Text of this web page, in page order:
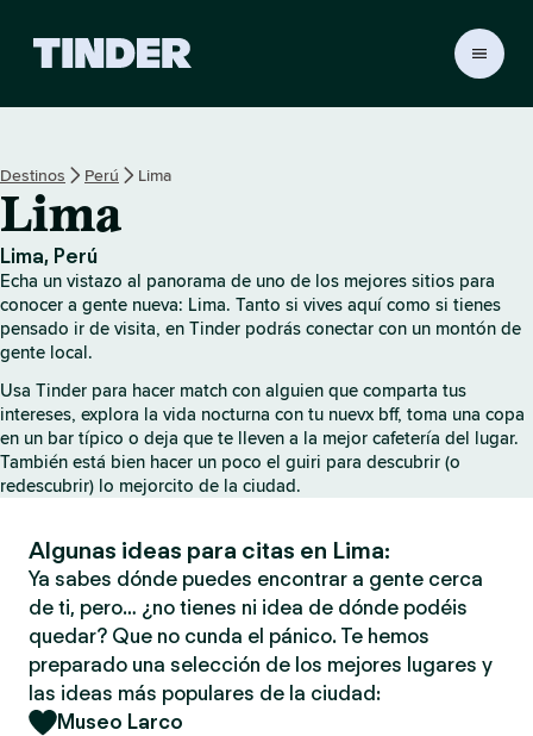
c
i
o
Destinos Perú Lima
Lima
Lima, Perú
Echa un vistazo al panorama de uno de los mejores sitios para
conocer a gente nueva: Lima. Tanto si vives aquí como si tienes
pensado ir de visita, en Tinder podrás conectar con un montón de
gente local.
Usa Tinder para hacer match con alguien que comparta tus
intereses, explora la vida nocturna con tu nuevx bff, toma una copa
en un bar típico o deja que te lleven a la mejor cafetería del lugar.
También está bien hacer un poco el guiri para descubrir (o
redescubrir) lo mejorcito de la ciudad.
Algunas ideas para citas en Lima:
Ya sabes dónde puedes encontrar a gente cerca
de ti, pero… ¿no tienes ni idea de dónde podéis
quedar? Que no cunda el pánico. Te hemos
preparado una selección de los mejores lugares y
las ideas más populares de la ciudad:
Museo Larco